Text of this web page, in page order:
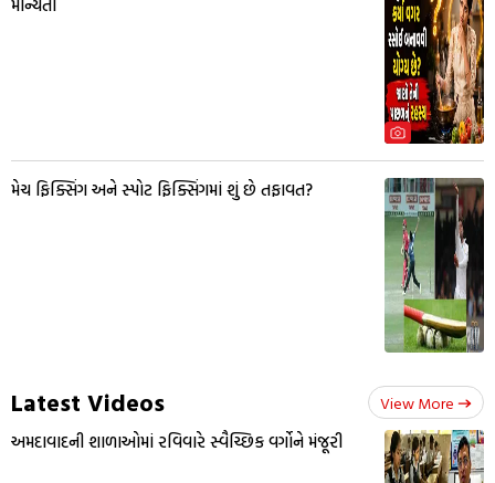
મેચ ફિક્સિંગ અને સ્પોટ ફિક્સિંગમાં શું છે તફાવત?
Latest Videos View More
અમદાવાદની શાળાઓમાં રવિવારે સ્વૈચ્છિક વર્ગોને મંજૂરી